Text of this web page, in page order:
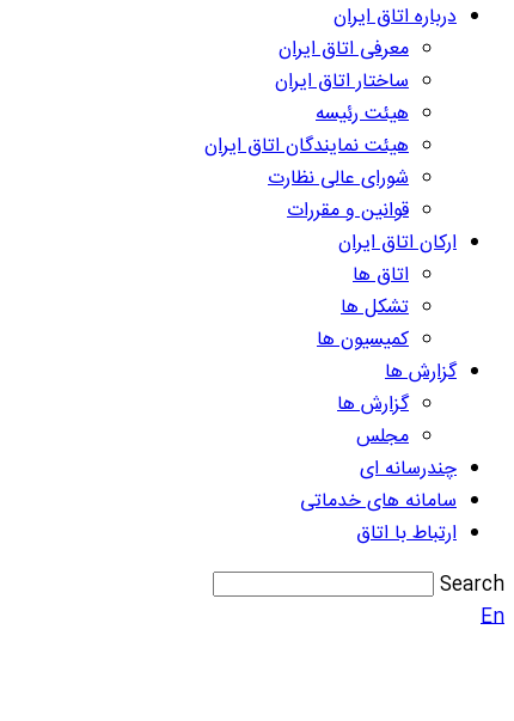
درباره اتاق ایران
معرفی اتاق ایران
ساختار اتاق ایران
هیئت رئیسه
هیئت نمایندگان اتاق ایران
شورای عالی نظارت
قوانین و مقررات
ارکان اتاق ایران
اتاق ها
تشکل ها
کمیسیون ها
گزارش ها
گزارش ها
مجلس
چندرسانه ای
سامانه های خدماتی
ارتباط با اتاق
Search
En